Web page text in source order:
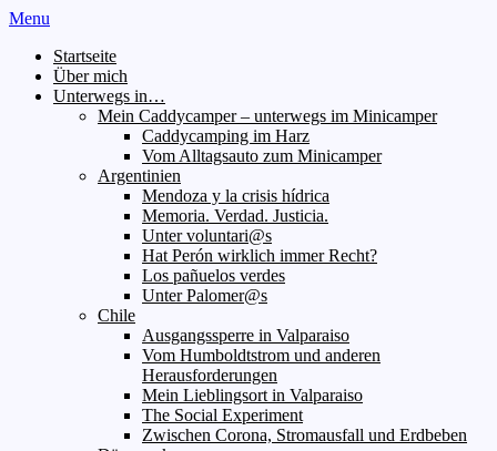
Menu
Startseite
Über mich
Unterwegs in…
Mein Caddycamper – unterwegs im Minicamper
Caddycamping im Harz
Vom Alltagsauto zum Minicamper
Argentinien
Mendoza y la crisis hídrica
Memoria. Verdad. Justicia.
Unter voluntari@s
Hat Perón wirklich immer Recht?
Los pañuelos verdes
Unter Palomer@s
Chile
Ausgangssperre in Valparaiso
Vom Humboldtstrom und anderen
Herausforderungen
Mein Lieblingsort in Valparaiso
The Social Experiment
Zwischen Corona, Stromausfall und Erdbeben